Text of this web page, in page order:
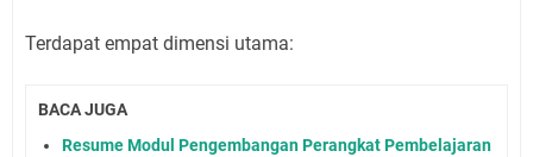
Terdapat empat dimensi utama:
BACA JUGA
Resume Modul Pengembangan Perangkat Pembelajaran